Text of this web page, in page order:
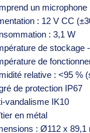
un microphone
: 12 V CC
: 3,1 W
de stockage
de
relative : <95 %
de protection IP67
vandalisme IK10
en métal
: Ø112 x 89,1